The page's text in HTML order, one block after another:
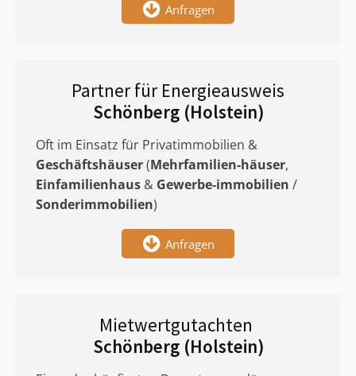
Anfragen
Partner für Energieausweis
Schönberg (Holstein)
Oft im Einsatz für Privatimmobilien &
Geschäftshäuser(Mehrfamilien-häuser,
Einfamilienhaus & Gewerbe-immobilien /
Sonderimmobilien)
Anfragen
Mietwertgutachten
Schönberg (Holstein)